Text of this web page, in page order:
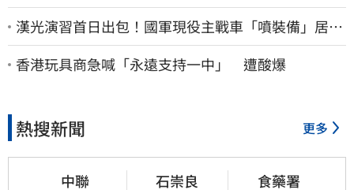
漢光演習首日出包！國軍現役主戰車「噴裝備」居民
撿到零件…軍方說話了
香港玩具商急喊「永遠支持一中」 遭酸爆
熱搜新聞 更多
中聯 石崇良 食藥署